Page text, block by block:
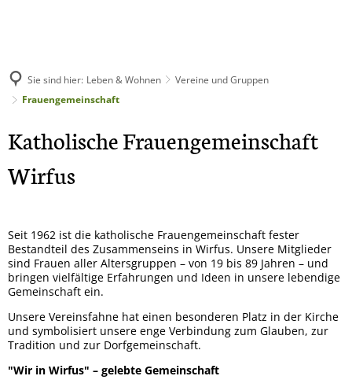
Grußwort
Amtsblatt
Bürgerportal
Gemeindenachrichten
Unser Dorf hat Zukunft
Dorferneuerungsmaßnahme
Frühjahrsputz 2025
Dorfgarten
Leben & Wohnen
Schulen
Sportverein
Krav Maga
Notdienste
Gewerbe
Kirche
Sie sind hier: Leben & Wohnen
Vereine und Gruppen
Frauengemeinschaft
Frauengemeinschaft
Katholische Frauengemeinschaft
Wirfus
Seit 1962 ist die katholische Frauengemeinschaft fester
Bestandteil des Zusammenseins in Wirfus. Unsere Mitglieder
sind Frauen aller Altersgruppen – von 19 bis 89 Jahren – und
bringen vielfältige Erfahrungen und Ideen in unsere lebendige
Gemeinschaft ein.
Unsere Vereinsfahne hat einen besonderen Platz in der Kirche
und symbolisiert unsere enge Verbindung zum Glauben, zur
Tradition und zur Dorfgemeinschaft.
"Wir in Wirfus" – gelebte Gemeinschaft